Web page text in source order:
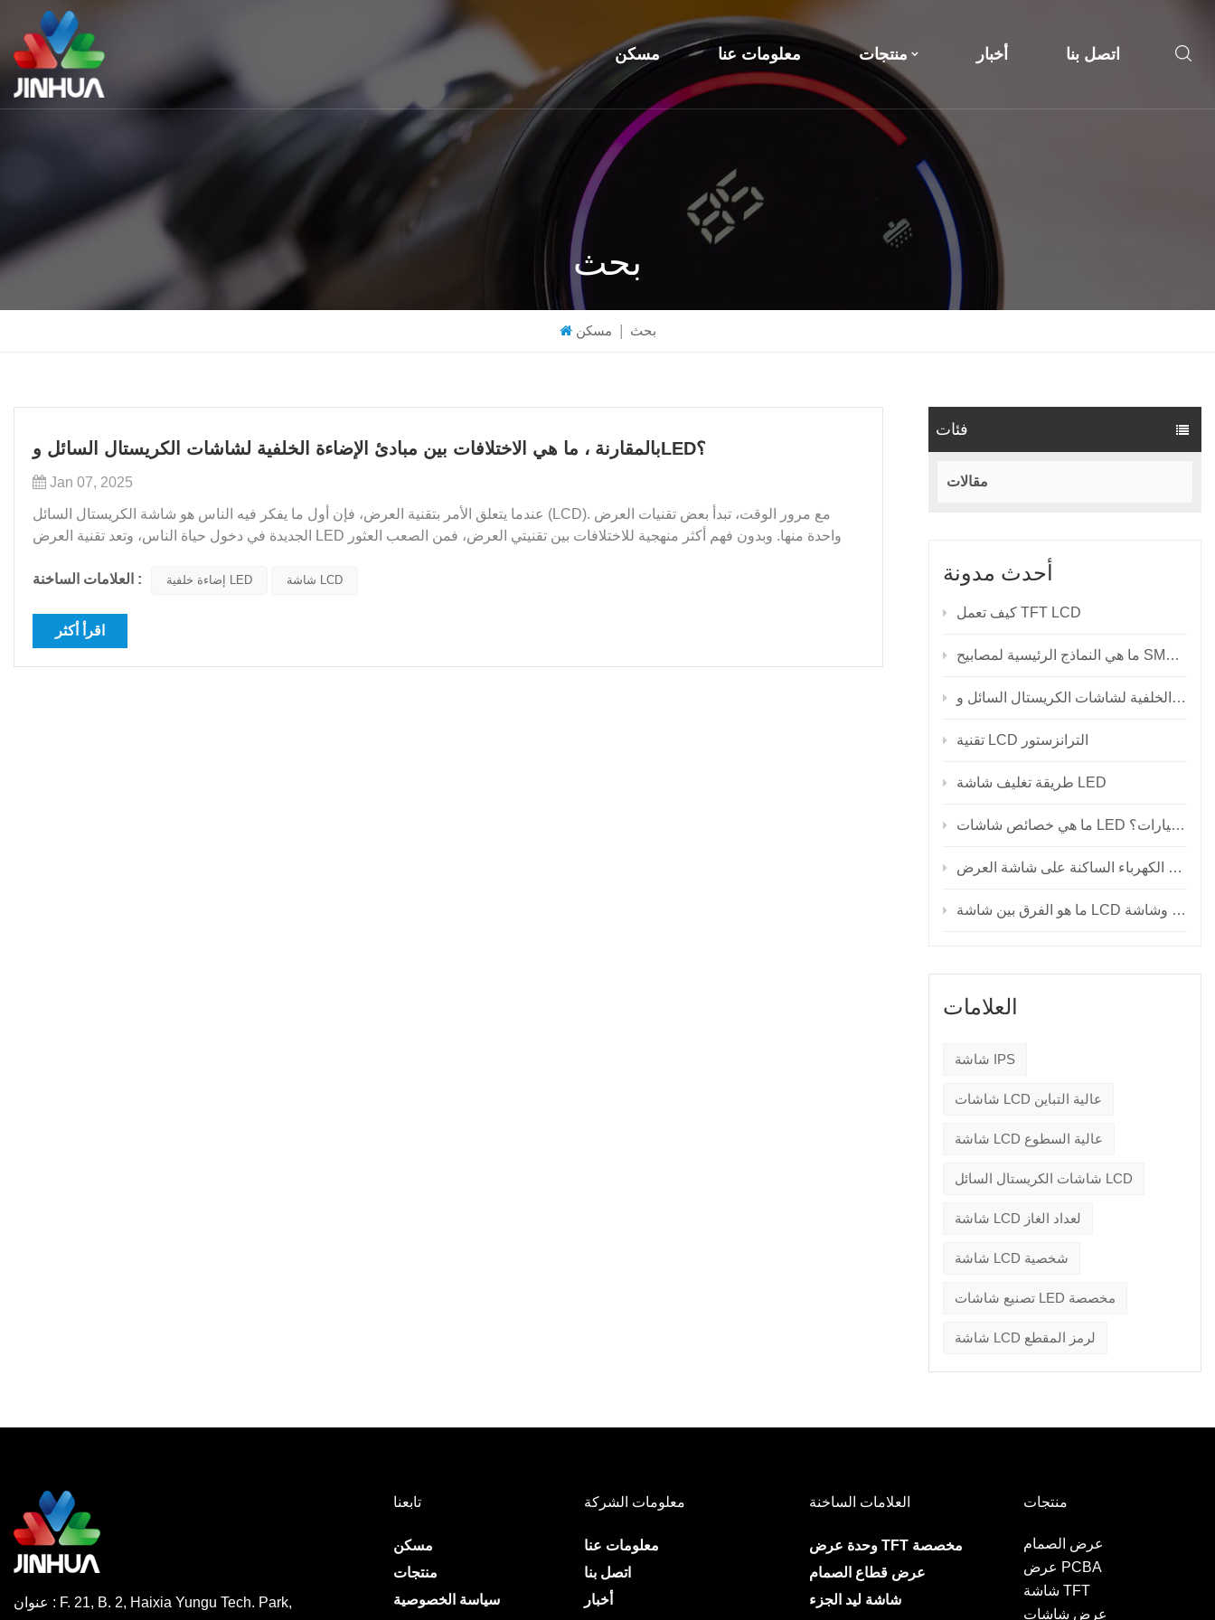
مسكن معلومات عنا منتجات أخبار اتصل بنا
بحث
مسكن بحث
فئات
مقالات
أحدث مدونة
كيف تعمل TFT LCD
تقنية LCD الترانزستور
طريقة تغليف شاشة LED
ما هي خصائص شاشات LED للسيارات؟
العلامات
شاشة IPS
شاشات LCD عالية التباين
شاشة LCD عالية السطوع
شاشات الكريستال السائل LCD
شاشة LCD لعداد الغاز
شاشة LCD شخصية
تصنيع شاشات LED مخصصة
شاشة LCD لرمز المقطع
بالمقارنة ، ما هي الاختلافات بين مبادئ الإضاءة الخلفية لشاشات الكريستال السائل وLED؟
Jan 07, 2025
عندما يتعلق الأمر بتقنية العرض، فإن أول ما يفكر فيه الناس هو شاشة الكريستال السائل (LCD). مع مرور الوقت، تبدأ بعض تقنيات العرض
الجديدة في دخول حياة الناس، وتعد تقنية العرض LED واحدة منها. وبدون فهم أكثر منهجية للاختلافات بين تقنيتي العرض، فمن الصعب العثور
العلامات الساخنة :
إضاءة خلفية LED شاشة LCD
اقرأ أكثر
عنوان : F. 21, B. 2, Haixia Yungu Tech. Park,
تابعنا
مسكن
منتجات
سياسة الخصوصية
معلومات الشركة
معلومات عنا
اتصل بنا
أخبار
العلامات الساخنة
وحدة عرض TFT مخصصة
عرض قطاع الصمام
شاشة ليد الجزء
منتجات
عرض الصمام
عرض PCBA
شاشة TFT
عرض شاشات